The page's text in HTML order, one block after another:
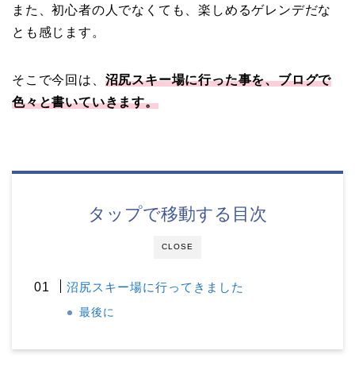
また、初心者の人でなくても、楽しめるゲレンデだな
とも感じます。
そこで今回は、 沼尻スキー場に行った事を、ブログで
色々と書いていきます。
CLOSE
タップで移動する目次
沼尻スキー場に行ってきました
最後に